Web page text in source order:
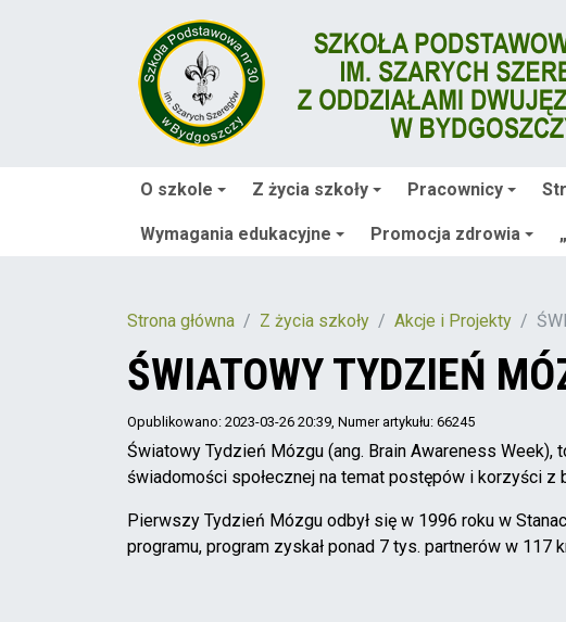
O szkole Z życia szkoły Pracownicy
Wymagania edukacyjne Promocja zdrowia
Strona główna Z życia szkoły Akcje i Projekty
ŚWIATOWY TYDZIEŃ
Opublikowano: 2023-03-26 20:39, Numer artykułu: 66245
Światowy Tydzień Mózgu (ang. Brain Awareness
świadomości społecznej na temat postępów i korzyści z
Pierwszy Tydzień Mózgu odbył się w 1996 roku w
programu, program zyskał ponad 7 tys. partnerów w 117